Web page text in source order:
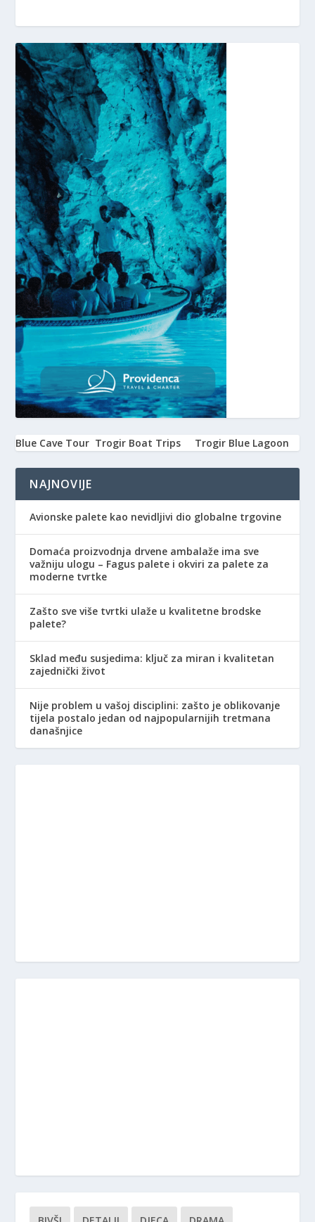
Blue Cave Tour Trogir Boat Trips Trogir Blue Lagoon
NAJNOVIJE
Avionske palete kao nevidljivi dio globalne trgovine
Domaća proizvodnja drvene ambalaže ima sve
važniju ulogu – Fagus palete i okviri za palete za
moderne tvrtke
Zašto sve više tvrtki ulaže u kvalitetne brodske
palete?
Sklad među susjedima: ključ za miran i kvalitetan
zajednički život
Nije problem u vašoj disciplini: zašto je oblikovanje
tijela postalo jedan od najpopularnijih tretmana
današnjice